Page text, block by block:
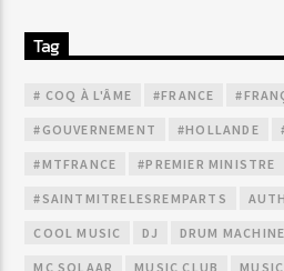
Tag
# COQ À L'ÂME #FRANCE
#GOUVERNEMENT #HOLLANDE
#MTFRANCE #PREMIER MINISTRE
#SAINTMITRELESREMPARTS
COOL MUSIC DJ DRUM MACHINE
MC SOLAAR MUSIC CLUB